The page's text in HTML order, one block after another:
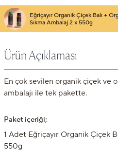
Eğriçayır Organik Çiçek Balı +
Sıkma Ambalaj 2 x 550g
Ürün Açıklaması
En çok sevilen organik çiçek ve
ambalajı ile tek pakette.
Paket içeriği;
1 Adet Eğriçayır Organik Çiçek
550g